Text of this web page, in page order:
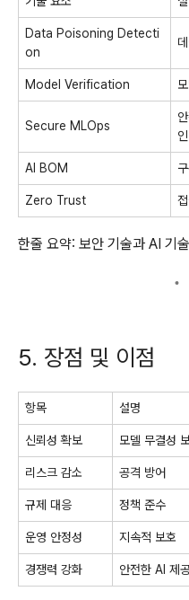
Data Poisoning Detecti
on
Model Verification
Secure MLOps
인
AI BOM
Zero Trust
한줄 요약: 보안 기술과 AI 기
5. 장점 및 이점
항목 설명
신뢰성 확보 모델 무결성
리스크 감소 공격 방어
규제 대응 정책 준수
운영 안정성 지속적 보호
경쟁력 강화 안전한 AI 제